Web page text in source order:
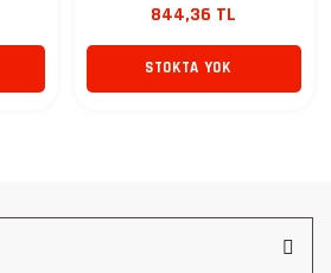
844,36 TL
STOKTA YOK